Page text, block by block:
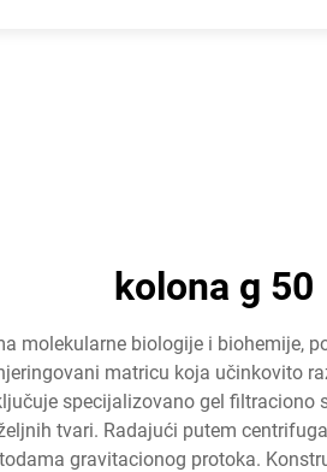
kolona g 50
molekularne biologije i
matricu koja učinkovito
specijalizovano gel
tvari. Radajući putem
gravitacionog protoka.